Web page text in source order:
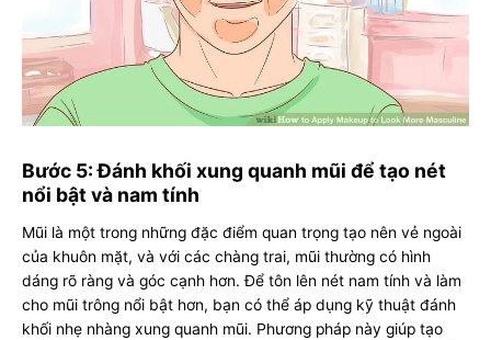
Bước 5: Đánh khối xung quanh mũi để tạo nét
nổi bật và nam tính
Mũi là một trong những đặc điểm quan trọng tạo nên vẻ ngoài
của khuôn mặt, và với các chàng trai, mũi thường có hình
dáng rõ ràng và góc cạnh hơn. Để tôn lên nét nam tính và làm
cho mũi trông nổi bật hơn, bạn có thể áp dụng kỹ thuật đánh
khối nhẹ nhàng xung quanh mũi. Phương pháp này giúp tạo